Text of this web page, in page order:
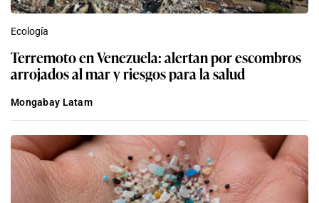
Ecología
Terremoto en Venezuela: alertan por escombros
arrojados al mar y riesgos para la salud
Mongabay Latam